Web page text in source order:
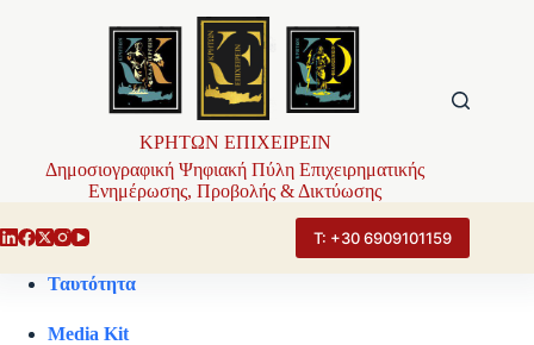
ΚΡΗΤΩΝ ΕΠΙΧΕΙΡΕΙΝ
Δημοσιογραφική Ψηφιακή Πύλη Επιχειρηματικής
Ενημέρωσης, Προβολής & Δικτύωσης
Τ: +30 6909101159
Ταυτότητα
Media Kit